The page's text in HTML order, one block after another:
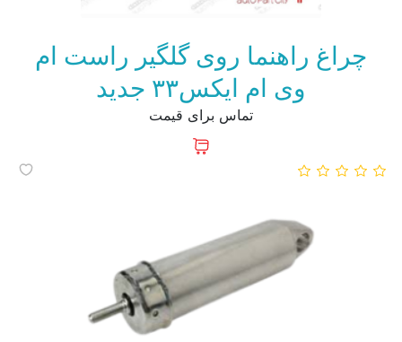
چراغ راهنما روی گلگیر راست ام
وی ام ایکس۳۳ جدید
تماس برای قیمت